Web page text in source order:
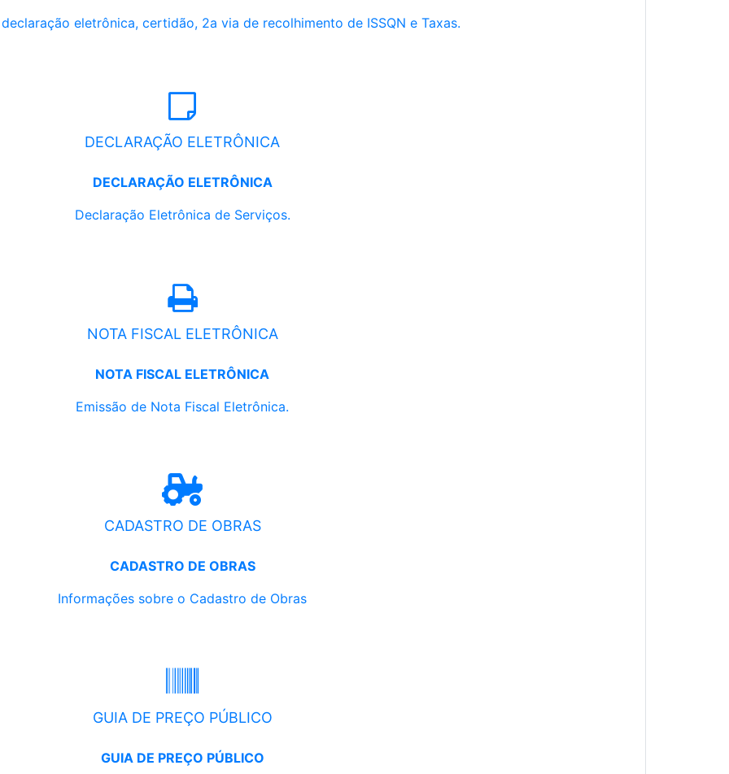
eletrônica, certidão, 2a via de recolhimento de ISSQN e Taxas.
DECLARAÇÃO ELETRÔNICA
DECLARAÇÃO ELETRÔNICA
Declaração Eletrônica de Serviços.
NOTA FISCAL ELETRÔNICA
NOTA FISCAL ELETRÔNICA
Emissão de Nota Fiscal Eletrônica.
CADASTRO DE OBRAS
CADASTRO DE OBRAS
Informações sobre o Cadastro de Obras
GUIA DE PREÇO PÚBLICO
GUIA DE PREÇO PÚBLICO